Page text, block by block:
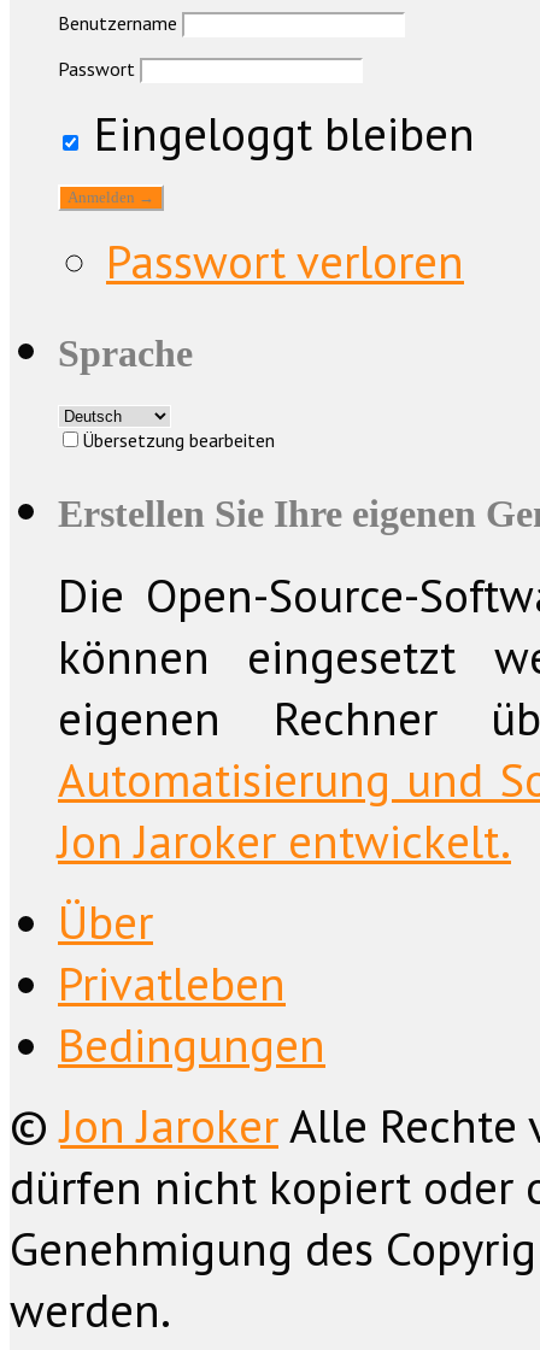
Benutzername
Passwort
Eingeloggt bleiben
Passwort verloren
Sprache
Übersetzung bearbeiten
Erstellen Sie Ihre eigenen
Die Open-Source-
können eingesetzt
eigenen Rechner
Automatisierung und
Jon Jaroker entwickelt.
Über
Privatleben
Bedingungen
©Jon JarokerAlle Rechte
dürfen nicht kopiert oder
Genehmigung des
werden.